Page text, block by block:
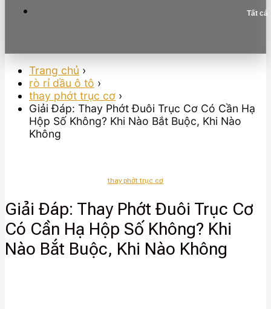
Tất cả
Trang chủ ›
rò rỉ dầu ô tô ›
thay phớt trục cơ ›
Giải Đáp: Thay Phớt Đuôi Trục Cơ Có Cần Hạ
Hộp Số Không? Khi Nào Bắt Buộc, Khi Nào
Không
thay phớt trục cơ
Giải Đáp: Thay Phớt Đuôi Trục Cơ
Có Cần Hạ Hộp Số Không? Khi
Nào Bắt Buộc, Khi Nào Không